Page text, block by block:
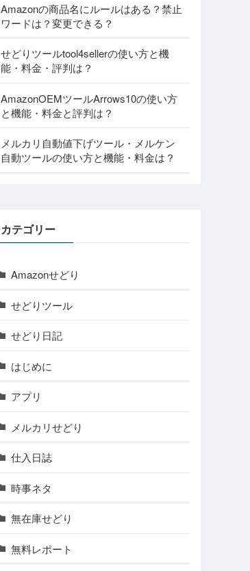
Amazonの商品名にルールはある？禁止
ワードは？変更できる？
せどりツールtool4sellerの使い方と機
能・料金・評判は？
AmazonOEMツールArrows10の使い方
と機能・料金と評判は？
メルカリ自動値下げツール・メルケン
自動ツールの使い方と機能・料金は？
カテゴリー
Amazonせどり
せどりツール
せどり日記
はじめに
アプリ
メルカリせどり
仕入日誌
時事ネタ
無在庫せどり
無料レポート